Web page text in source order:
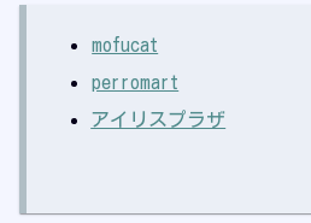
mofucat
perromart
アイリスプラザ